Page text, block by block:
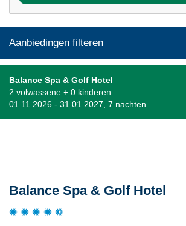
Aanbiedingen filteren
Balance Spa & Golf Hotel
2 volwassene + 0 kinderen
01.11.2026 - 31.01.2027, 7 nachten
Balance Spa & Golf Hotel